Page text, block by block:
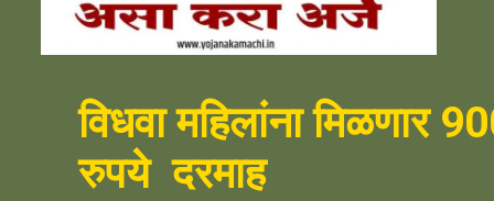
विधवा महिलांना मिळणार
रुपये  दरमाह